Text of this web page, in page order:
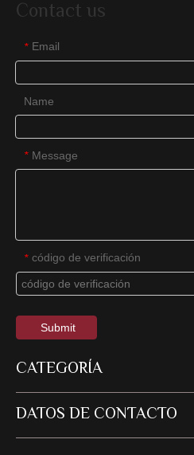
Contact us
* Email
Name
* Message
* código de verificación
Submit
CATEGORÍA
DATOS DE CONTACTO